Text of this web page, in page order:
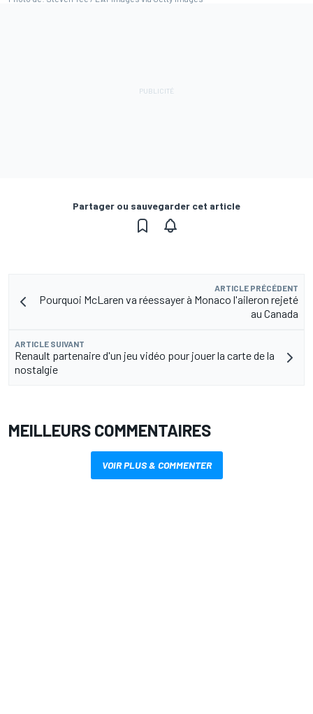
Partager ou sauvegarder cet article
ARTICLE PRÉCÉDENT
Pourquoi McLaren va réessayer à Monaco l'aileron rejeté
au Canada
ARTICLE SUIVANT
Renault partenaire d'un jeu vidéo pour jouer la carte de la
nostalgie
MEILLEURS COMMENTAIRES
VOIR PLUS & COMMENTER